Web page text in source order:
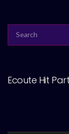
FOR:
Ecoute Hit